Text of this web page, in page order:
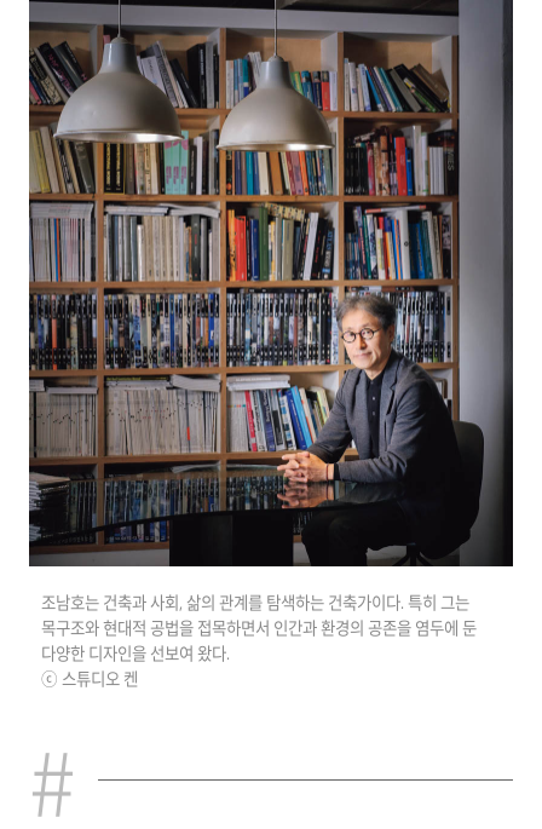
조남호는 건축과 사회, 삶의 관계를 탐색하는 건축가이다. 특히 그는
목구조와 현대적 공법을 접목하면서 인간과 환경의 공존을 염두에 둔
다양한 디자인을 선보여 왔다.
ⓒ 스튜디오 켄